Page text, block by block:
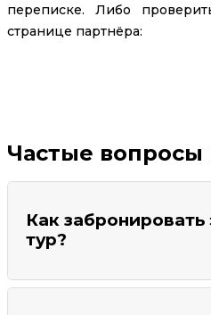
переписке. Либо
странице партнёра:
Частые вопросы
Как
тур?